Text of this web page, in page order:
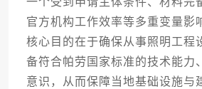
官方机构工作效率等多重变量影
核心目的在于确保从事照明工程
备符合帕劳国家标准的技术能力
意识，从而保障当地基础设施与